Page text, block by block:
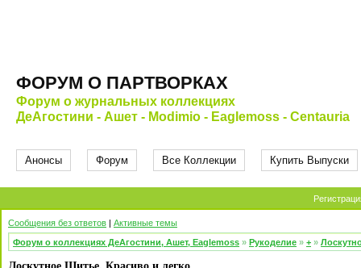
ФОРУМ О ПАРТВОРКАХ
Форум о журнальных коллекциях
ДеАгостини - Ашет - Modimio - Eaglemoss - Centauria
Анонсы Форум Все Коллекции Купить Выпуски
Сообщения без ответов | Активные темы
Форум о коллекциях ДеАгостини, Ашет, Eaglemoss » Рукоделие » + »